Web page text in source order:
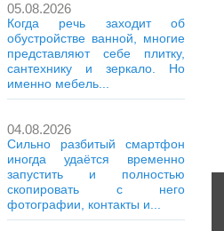
05.08.2026
Когда речь заходит об
обустройстве ванной, многие
представляют себе плитку,
сантехнику и зеркало. Но
именно мебель...
04.08.2026
Сильно разбитый смартфон
иногда удаётся временно
запустить и полностью
скопировать с него
фотографии, контакты и...